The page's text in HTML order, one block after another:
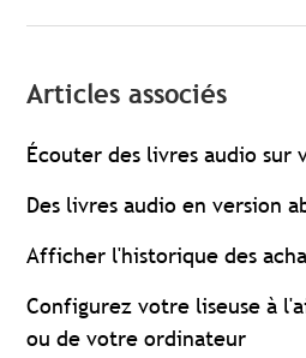
Articles associés
Écouter des livres audio sur
Des livres audio en version
Afficher l'historique des
Configurez votre liseuse à
ou de votre ordinateur